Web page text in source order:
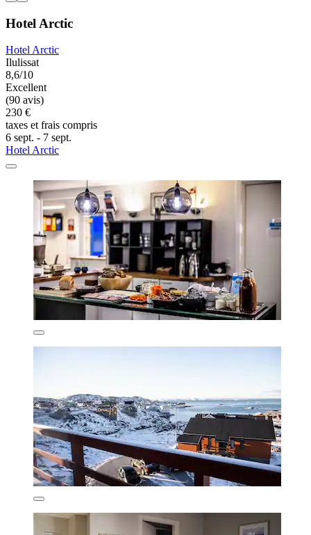
Hotel Arctic
Hotel Arctic
Ilulissat
8,6/10
Excellent
(90 avis)
230 €
taxes et frais compris
6 sept. - 7 sept.
Hotel Arctic